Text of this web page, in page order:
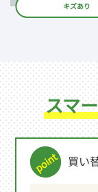
キズあり
スマ
買い